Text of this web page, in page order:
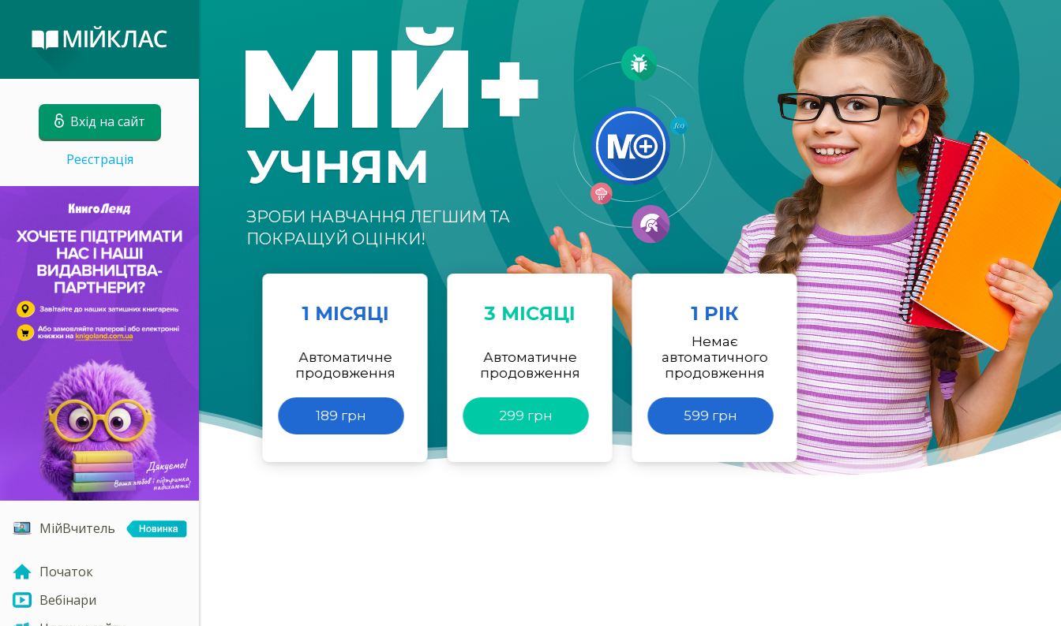
Вхід на сайт
Реєстрація
МійВчитель
Початок
Вебінари
МІЙ+
УЧНЯМ
ЗРОБИ НАВЧАННЯ ЛЕГШИМ ТА
ПОКРАЩУЙ ОЦІНКИ!
1 МІСЯЦІ
Автоматичне
продовження
189 грн
3 МІСЯЦІ
Автоматичне
продовження
299 грн
1 РІК
Немає
автоматичного
продовження
599 грн